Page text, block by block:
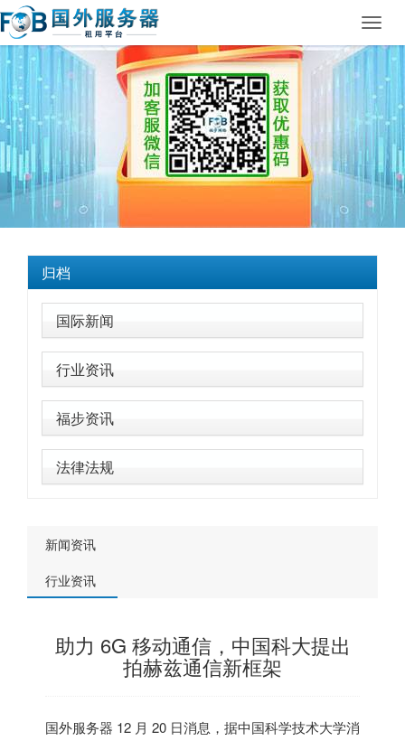
归档
国际新闻
行业资讯
福步资讯
法律法规
新闻资讯
行业资讯
助力 6G 移动通信，中国科大提出
拍赫兹通信新框架
国外服务器 12 月 20 日消息，据中国科学技术大学消